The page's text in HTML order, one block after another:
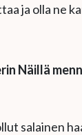
ja olla ne
Näillä
salainen